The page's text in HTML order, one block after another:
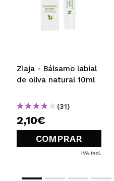
Ziaja - Bálsamo labial
de oliva natural 10ml
(31)
2,10€
COMPRAR
IVA Incl.